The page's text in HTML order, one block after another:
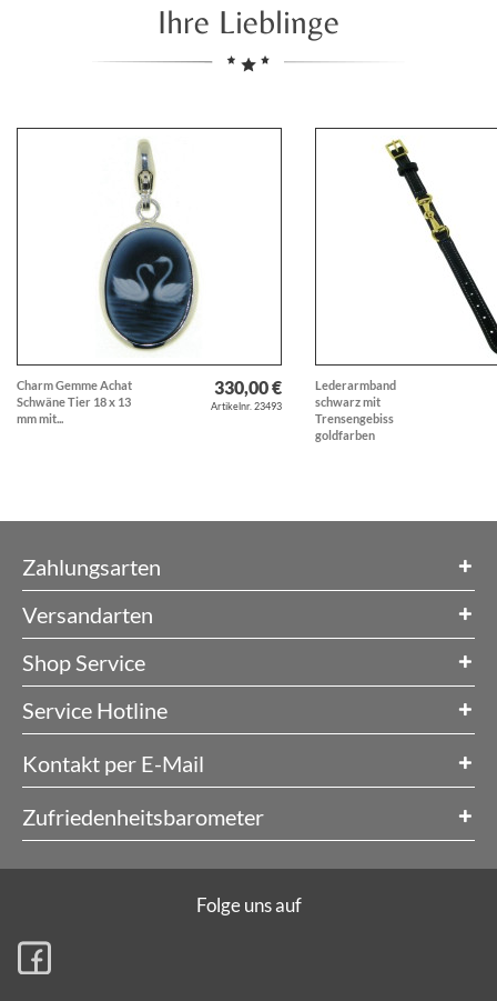
Ihre Lieblinge
Charm Gemme Achat
Schwäne Tier 18 x 13
mm mit...
330,00 €
Artikelnr. 23493
Lederarmband
schwarz mit
Trensengebiss
goldfarben
Zahlungsarten
Versandarten
Shop Service
Service Hotline
Kontakt per E-Mail
Zufriedenheitsbarometer
Folge uns auf